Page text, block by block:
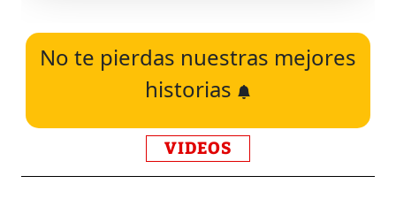
No te pierdas nuestras mejores
historias
VIDEOS